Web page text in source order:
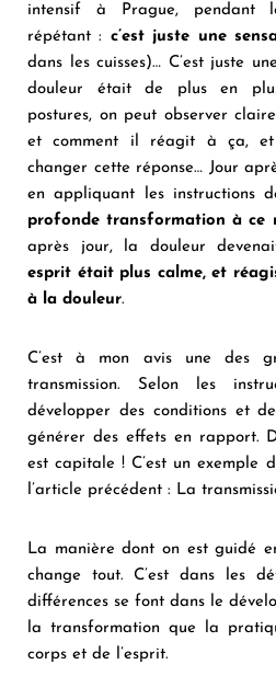
intensif à Prague, pendant
répétant : c’est juste une
dans les cuisses)… C’est juste
douleur était de plus en
postures, on peut observer
et comment il réagit à ça, et
changer cette réponse… Jour
en appliquant les instructions
profonde transformation à ce
après jour, la douleur
esprit était plus calme, et
à la douleur.
C’est à mon avis une des
transmission. Selon les
développer des conditions et
générer des effets en rapport.
est capitale ! C’est un exemple
l’article précédent : La
La manière dont on est guidé
change tout. C’est dans les
différences se font dans le
la transformation que la
corps et de l’esprit.